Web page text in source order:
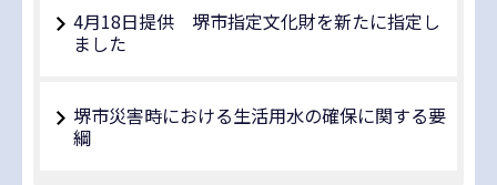
4月18日提供 堺市指定文化財を新たに指定し
ました
堺市災害時における生活用水の確保に関する要
綱